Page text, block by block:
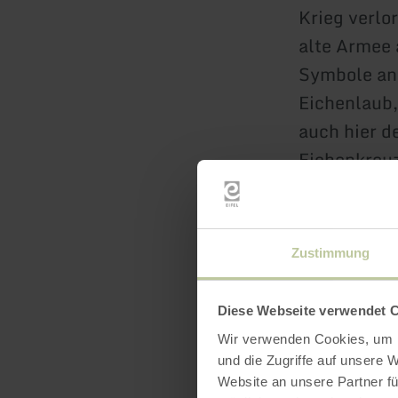
Zustimmung
Diese Webseite verwendet
Wir verwenden Cookies,
und die Zugriffe auf unsere
Website an unsere Partner
Krieg
alte
Symbole
auch hier
hat das
Düsseldorf
Gedacht
Leben